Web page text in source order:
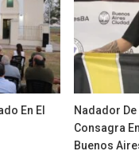
En El
Nadador
Consagra
Buenos